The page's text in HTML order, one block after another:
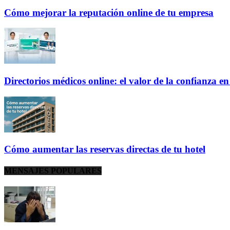
Cómo mejorar la reputación online de tu empresa
Directorios médicos online: el valor de la confianza
Cómo aumentar las reservas directas de tu hotel
MENSAJES POPULARES